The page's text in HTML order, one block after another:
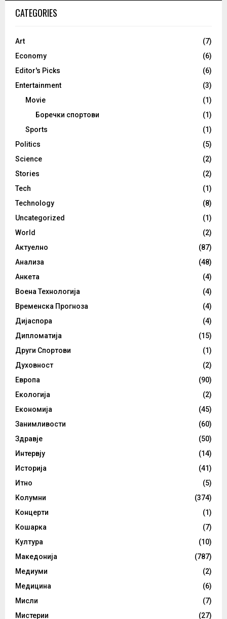
CATEGORIES
Art
(7)
Economy
(6)
Editor's Picks
(6)
Entertainment
(3)
Movie
(1)
Боречки спортови
(1)
Sports
(1)
Politics
(5)
Science
(2)
Stories
(2)
Tech
(1)
Technology
(8)
Uncategorized
(1)
World
(2)
Актуелно
(87)
Анализа
(48)
Анкета
(4)
Воена Технологија
(4)
Временска Прогноза
(4)
Дијаспора
(4)
Дипломатија
(15)
Други Спортови
(1)
Духовност
(2)
Европа
(90)
Екологија
(2)
Економија
(45)
Занимливости
(60)
Здравје
(50)
Интервју
(14)
Историја
(41)
Итно
(5)
Колумни
(374)
Концерти
(1)
Кошарка
(7)
Култура
(10)
Македонија
(787)
Медиуми
(2)
Медицина
(6)
Мисли
(7)
Мистерии
(27)